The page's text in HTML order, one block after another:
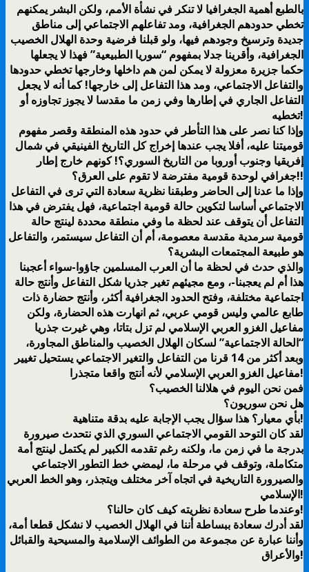
بالطبع أهمية الجغرافيا لا تنكر في نشأة الأمم، ولكن البشر يمكنهم
تخطي حدودهم الجغرافية، ومد تفاعلهم الاجتماعي إلى مناطق
جديدة وترسيخ وجودهم فيها، ولو قبلنا فرضية وحدة الهلال الخصيب
الجغرافية، وأقرينا جدلا بمفهوم “سوريا الطبيعية” فهذا لا يجعلها
حكما جزيرة معزولة لا يمكن لمن هم داخلها وخارجها تخطي حدودها
والتفاعل الاجتماعي، ومد هذا التفاعل إلى خارجها! كما أنه لا يجعل
التفاعل الجاري في إطارها وفي زمن ما مقدسا لا يجوز تجاوزه أو
تخطيه!
وإذا كنا نصر على هذا التأطر في حدود هذه المنطقة وقصر مفهوم
قوميتنا عليه، أفلا يجب عندها إخراج كل التاريخ الفينيقي في شمال
إفريقيا وجنوب أوروبا من التاريخ السوري؟! كونهم خارج إطار
جغرافي لوحدة قومية مفترضة لا تقوم على العرق؟!!
وإذا ما عدنا إلى الحاضر وطبقنا نظرية سعادة التي ترى في التفاعل
الاجتماعي أساسا لتكوين حالة قومية اجتماعية، فهل يفترض في هذا
التفاعل أن يتوقف عند لحظة ما وفي منطقة محددة لينتج حالة
قومية سرمدية مقدسة معصومة، أم أن التفاعل سيستمر، والتفاعل
هو طبيعة المجتمعات البشرية؟
والذي حدث في لحظة ما أن العرب المسلمين جاؤوا-سواء أعجبنا
هذا أم لم يعجبنا-، ومع مجيئهم تغير جذريا شكل التفاعل وأنتج حالة
اجتماعية مختلفة، وفتح الحدود الجغرافية أكثر، وأنتج حضارة ذات
طابع عالمي وليس قومي عربي، ثم انهارت هذه الحضارة، ولكن
مفاعيل الغزو العربي الإسلامي لم تزل بتاتا، وهي غيرت جذريا
“الحالة الاجتماعية” لسكان الهلال الخصيب والمناطق المجاورة،
وبعد أكثر من 14 قرنا من التفاعل والتغير الاجتماعي يستحيل تغيير
مفاعيل الغزو العربي الإسلامي لأنه أنتج واقعا متجذرا!
فمن نحن اليوم في هلالنا الخصيب؟
هل نحن سوريون؟
بأي معيار؟ هذا سؤال يجب الإجابة عليه بدقة متناهية!
لقد كان التوحد القومي الاجتماعي السوري الذي نتحدث صيرورة
بدرجة ما في زمن ما، ولكنه رغم تقدمه الكبير لم يكتمل لينتج أمة
متكاملة، وتوقف في مرحلة ما، ليمضي خط التطور الاجتماعي
والصيرورة التاريخية في اتجاه آخر مختلف ويتجذر، وهو الخط العربي
الإسلامي!
وعندما طرح سعادة نظريته كيف كان حالنا؟!
لقد أدرك سعادة ببساطة أننا في الهلال الخصيب لا نشكل قطعا أمة،
وأننا عبارة عن مجموعة من الطوائف الإسلامية والمسيحية والقبائل
والأعراق!